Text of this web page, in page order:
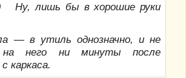
Ну, лишь бы в хорошие руки
— в утиль однозначно, и не
него ни минуты после
каркаса.